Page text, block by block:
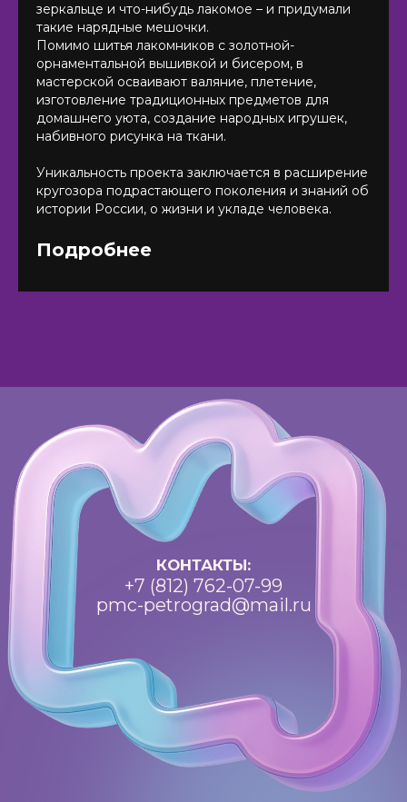
зеркальце и что-нибудь лакомое – и придумали
такие нарядные мешочки.
Помимо шитья лакомников с золотной-
орнаментальной вышивкой и бисером, в
мастерской осваивают валяние, плетение,
изготовление традиционных предметов для
домашнего уюта, создание народных игрушек,
набивного рисунка на ткани.
Уникальность проекта заключается в расширение
кругозора подрастающего поколения и знаний об
истории России, о жизни и укладе человека.
Подробнее